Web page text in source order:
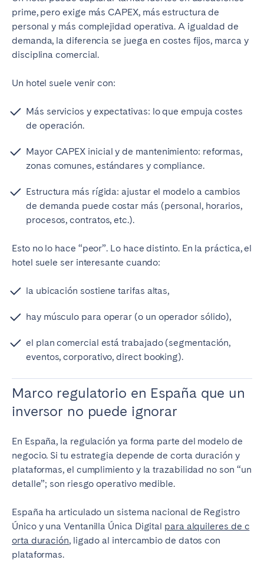
prime, pero exige más CAPEX, más estructura de
personal y más complejidad operativa. A igualdad de
demanda, la diferencia se juega en costes fijos, marca y
disciplina comercial.
Un hotel suele venir con:
Más servicios y expectativas: lo que empuja costes
de operación.
Mayor CAPEX inicial y de mantenimiento: reformas,
zonas comunes, estándares y compliance.
Estructura más rígida: ajustar el modelo a cambios
de demanda puede costar más (personal, horarios,
procesos, contratos, etc.).
Esto no lo hace “peor”. Lo hace distinto. En la práctica, el
hotel suele ser interesante cuando:
la ubicación sostiene tarifas altas,
hay músculo para operar (o un operador sólido),
el plan comercial está trabajado (segmentación,
eventos, corporativo, direct booking).
Marco regulatorio en España que un
inversor no puede ignorar
En España, la regulación ya forma parte del modelo de
negocio. Si tu estrategia depende de corta duración y
plataformas, el cumplimiento y la trazabilidad no son “un
detalle”; son riesgo operativo medible.
España ha articulado un sistema nacional de Registro
Único y una Ventanilla Única Digital para alquileres de c
orta duración, ligado al intercambio de datos con
plataformas.